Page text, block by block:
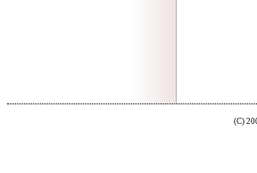
(C)